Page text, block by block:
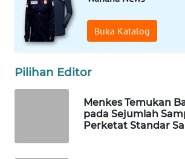
Buka Katalog
Pilihan Editor
Menkes Temukan
pada Sejumlah
Perketat Standar
WAHANA
SPORT
UMKM